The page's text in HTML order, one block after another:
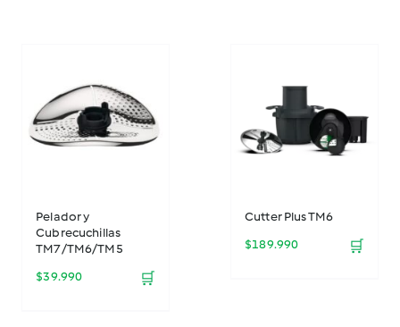
Pelador y
Cubrecuchillas
TM7/TM6/TM5
$39.990 🛒
Cutter Plus TM6
$189.990 🛒